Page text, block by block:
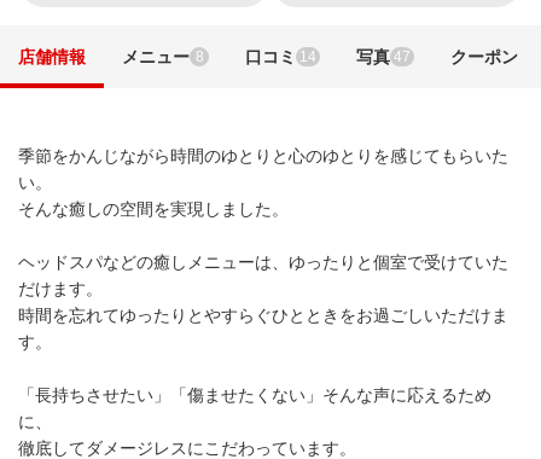
店舗情報 メニュー 8 口コミ 14 写真 47 クーポン
季節をかんじながら時間のゆとりと心のゆとりを感じてもらいた
い。
そんな癒しの空間を実現しました。
ヘッドスパなどの癒しメニューは、ゆったりと個室で受けていた
だけます。
時間を忘れてゆったりとやすらぐひとときをお過ごしいただけま
す。
「長持ちさせたい」「傷ませたくない」そんな声に応えるため
に、
徹底してダメージレスにこだわっています。